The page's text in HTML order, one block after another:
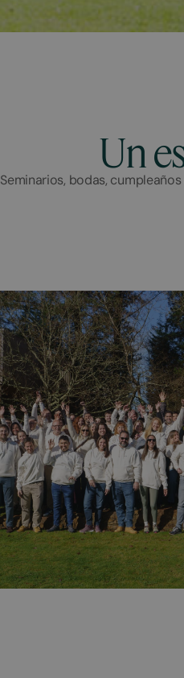
Un
Seminarios, bodas,